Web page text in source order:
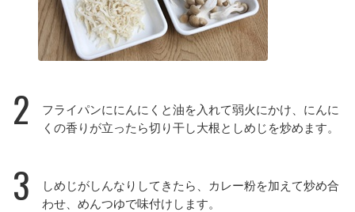
2
フライパンににんにくと油を入れて弱火にかけ、にんに
くの香りが立ったら切り干し大根としめじを炒めます。
3
しめじがしんなりしてきたら、カレー粉を加えて炒め合
わせ、めんつゆで味付けします。